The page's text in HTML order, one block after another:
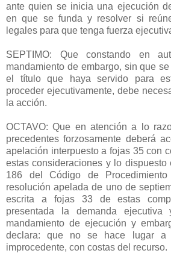
ante quien se inicia una ejecución
en que se funda y resolver si
legales para que tenga fuerza
SEPTIMO: Que constando en
mandamiento de embargo, sin que
el título que haya servido para
proceder ejecutivamente, debe
la acción.
OCTAVO: Que en atención a lo
precedentes forzosamente deberá
apelación interpuesto a fojas 35 con
estas consideraciones y lo
186 del Código de
resolución apelada de uno de
escrita a fojas 33 de estas
presentada la demanda ejecutiva
mandamiento de ejecución y
declara: que no se hace lugar a
improcedente, con costas del recurso.